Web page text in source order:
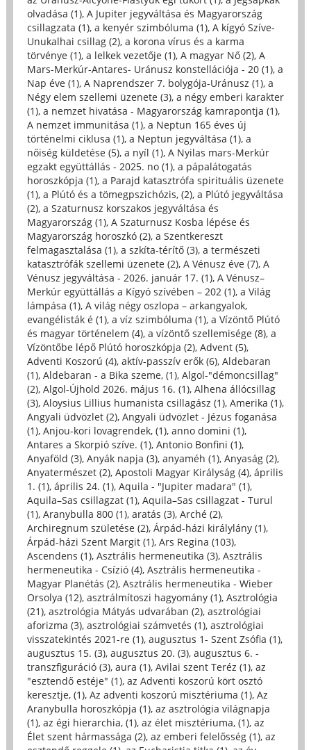
olvadása (1), A Jupiter jegyváltása és Magyarország
csillagzata (1), a kenyér szimbóluma (1), A kígyó Szíve-
Unukalhai csillag (2), a korona vírus és a karma
törvénye (1), a lelkek vezetője (1), A magyar Nő (2), A
Mars-Merkúr-Antares- Uránusz konstellációja - 20 (1), a
Nap éve (1), A Naprendszer 7. bolygója-Uránusz (1), a
Négy elem szellemi üzenete (3), a négy emberi karakter
(1), a nemzet hivatása - Magyarország kamrapontja (1),
A nemzet immunitása (1), a Neptun 165 éves új
történelmi ciklusa (1), a Neptun jegyváltása (1), a
nőiség küldetése (5), a nyíl (1), A Nyilas mars-Merkúr
egzakt együttállás - 2025. no (1), a pápalátogatás
horoszkópja (1), a Parajd katasztrófa spirituális üzenete
(1), a Plútó és a tömegpszichózis, (2), a Plútó jegyváltása
(2), a Szaturnusz korszakos jegyváltása és
Magyarország (1), A Szaturnusz Kosba lépése és
Magyarország horoszkó (2), a Szentkereszt
felmagasztalása (1), a szkíta-térítő (3), a természeti
katasztrófák szellemi üzenete (2), A Vénusz éve (7), A
Vénusz jegyváltása - 2026. január 17. (1), A Vénusz–
Merkúr együttállás a Kígyó szívében – 202 (1), a Világ
lámpása (1), A világ négy oszlopa – arkangyalok,
evangélisták é (1), a víz szimbóluma (1), a Vízöntő Plútó
és magyar történelem (4), a vízöntő szellemisége (8), a
Vízöntőbe lépő Plútó horoszkópja (2), Advent (5),
Adventi Koszorú (4), aktív-passzív erők (6), Aldebaran
(1), Aldebaran - a Bika szeme, (1), Algol-"démoncsillag"
(2), Algol-Újhold 2026. május 16. (1), Alhena állócsillag
(3), Aloysius Lillius humanista csillagász (1), Amerika (1),
Angyali üdvözlet (2), Angyali üdvözlet - Jézus foganása
(1), Anjou-kori lovagrendek, (1), anno domini (1),
Antares a Skorpió szíve. (1), Antonio Bonfini (1),
Anyaföld (3), Anyák napja (3), anyaméh (1), Anyaság (2),
Anyatermészet (2), Apostoli Magyar Királyság (4), április
1. (1), április 24. (1), Aquila - "Jupiter madara" (1),
Aquila–Sas csillagzat (1), Aquila–Sas csillagzat - Turul
(1), Aranybulla 800 (1), aratás (3), Arché (2),
Archiregnum születése (2), Árpád-házi királylány (1),
Árpád-házi Szent Margit (1), Ars Regina (103),
Ascendens (1), Asztrális hermeneutika (3), Asztrális
hermeneutika - Csízió (4), Asztrális hermeneutika -
Magyar Planétás (2), Asztrális hermeneutika - Wieber
Orsolya (12), asztrálmítoszi hagyomány (1), Asztrológia
(21), asztrológia Mátyás udvarában (2), asztrológiai
aforizma (3), asztrológiai számvetés (1), asztrológiai
visszatekintés 2021-re (1), augusztus 1- Szent Zsófia (1),
augusztus 15. (3), augusztus 20. (3), augusztus 6. -
transzfiguráció (3), aura (1), Avilai szent Teréz (1), az
"esztendő estéje" (1), az Adventi koszorú kört osztó
keresztje, (1), Az adventi koszorú misztériuma (1), Az
Aranybulla horoszkópja (1), az asztrológia világnapja
(1), az égi hierarchia, (1), az élet misztériuma, (1), az
Élet szent hármassága (2), az emberi felelősség (1), az